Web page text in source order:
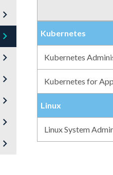
keyboard_arrow_right
keyboard_arrow_right
keyboard_arrow_right
keyboard_arrow_right
keyboard_arrow_right
keyboard_arrow_right
keyboard_arrow_right
Kubernetes
Kubernetes
Kubernetes for
Linux
Linux System